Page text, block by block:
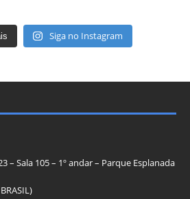
Siga no Instagram
– Sala 105 – 1º andar – Parque Esplanada